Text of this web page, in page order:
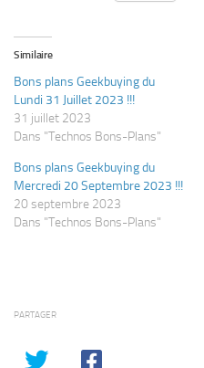
Similaire
Bons plans Geekbuying du
Lundi 31 Juillet 2023 !!!
31 juillet 2023
Dans "Technos Bons-Plans"
Bons plans Geekbuying du
Mercredi 20 Septembre 2023 !!!
20 septembre 2023
Dans "Technos Bons-Plans"
PARTAGER